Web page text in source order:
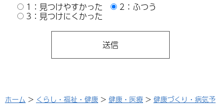
1：見つけやすかった
2：ふつう
3：見つけにくかった
ホーム > くらし・福祉・健康 > 健康・医療 > 健康づくり・病気予